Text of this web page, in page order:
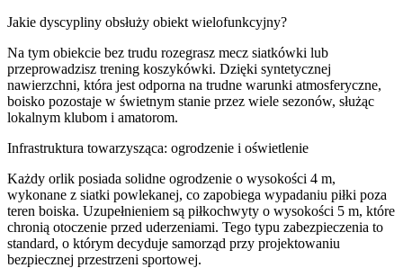
Jakie dyscypliny obsłuży obiekt wielofunkcyjny?
Na tym obiekcie bez trudu rozegrasz mecz siatkówki lub
przeprowadzisz trening koszykówki. Dzięki syntetycznej
nawierzchni, która jest odporna na trudne warunki atmosferyczne,
boisko pozostaje w świetnym stanie przez wiele sezonów, służąc
lokalnym klubom i amatorom.
Infrastruktura towarzysząca: ogrodzenie i oświetlenie
Każdy orlik posiada solidne ogrodzenie o wysokości 4 m,
wykonane z siatki powlekanej, co zapobiega wypadaniu piłki poza
teren boiska. Uzupełnieniem są piłkochwyty o wysokości 5 m, które
chronią otoczenie przed uderzeniami. Tego typu zabezpieczenia to
standard, o którym decyduje samorząd przy projektowaniu
bezpiecznej przestrzeni sportowej.